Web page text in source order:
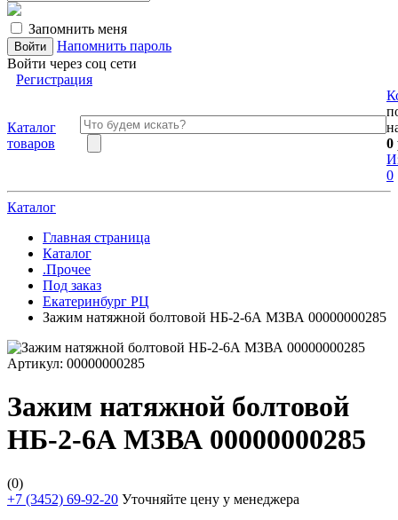
Запомнить меня
Напомнить пароль
Войти через соц сети
Регистрация
Каталог
товаров
0
0
Каталог
Главная страница
Каталог
.Прочее
Под заказ
Екатеринбург РЦ
Зажим натяжной болтовой НБ-2-6А МЗВА 00000000285
Артикул: 00000000285
Зажим натяжной болтовой
НБ-2-6А МЗВА 00000000285
(0)
+7 (3452) 69-92-20 Уточняйте цену у менеджера